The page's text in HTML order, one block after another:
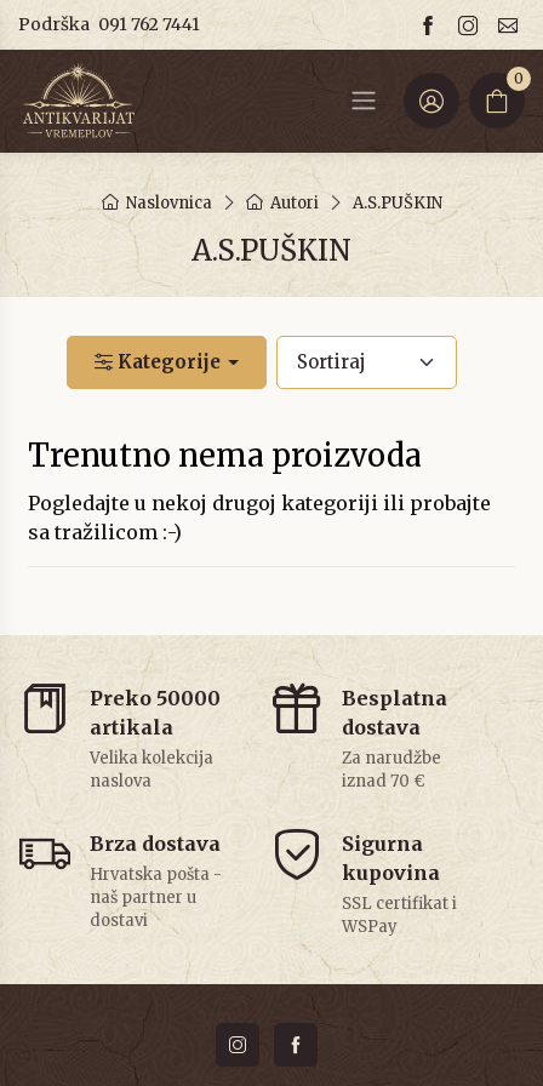
Podrška 091 762 7441
0
Naslovnica Autori A.S.PUŠKIN
A.S.PUŠKIN
Kategorije
Trenutno nema proizvoda
Pogledajte u nekoj drugoj kategoriji ili probajte
sa tražilicom :-)
Preko 50000
artikala
Velika kolekcija
naslova
Besplatna
dostava
Za narudžbe
iznad 70 €
Brza dostava
Hrvatska pošta -
naš partner u
dostavi
Sigurna
kupovina
SSL certifikat i
WSPay